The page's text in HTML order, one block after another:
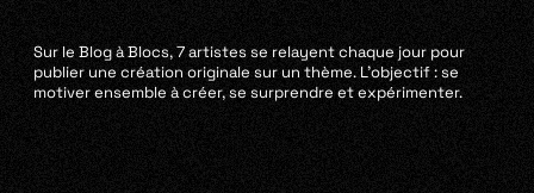
Sur le Blog à Blocs, 7 artistes se relayent chaque jour pour
publier une création originale sur un thème. L’objectif : se
motiver ensemble à créer, se surprendre et expérimenter.